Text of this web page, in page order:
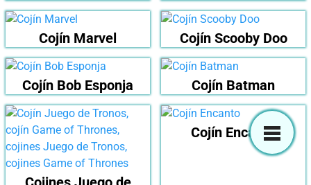
Cojín Marvel Cojín Scooby Doo
Cojín Bob Esponja Cojín Batman
Cojín Encanto